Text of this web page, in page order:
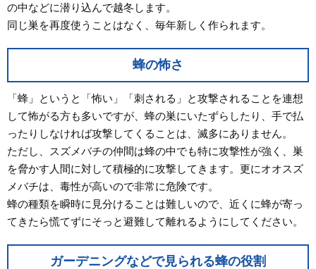
の中などに潜り込んで越冬します。
同じ巣を再度使うことはなく、毎年新しく作られます。
蜂の怖さ
「蜂」というと「怖い」「刺される」と攻撃されることを連想
して怖がる方も多いですが、蜂の巣にいたずらしたり、手で払
ったりしなければ攻撃してくることは、滅多にありません。
ただし、スズメバチの仲間は蜂の中でも特に攻撃性が強く、巣
を脅かす人間に対して積極的に攻撃してきます。更にオオスズ
メバチは、毒性が高いので非常に危険です。
蜂の種類を瞬時に見分けることは難しいので、近くに蜂が寄っ
てきたら慌てずにそっと避難して離れるようにしてください。
ガーデニングなどで見られる蜂の役割